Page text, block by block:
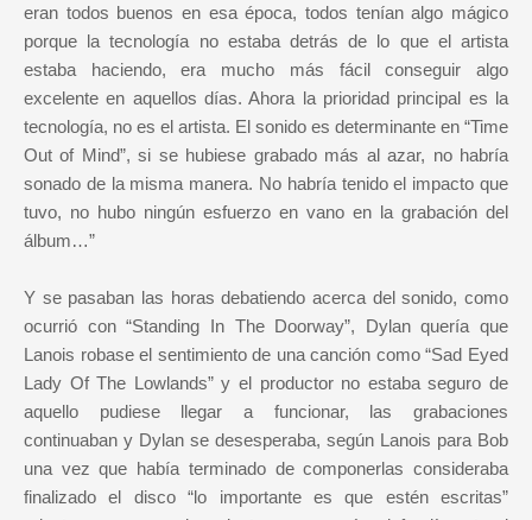
eran todos buenos en esa época, todos tenían algo mágico
porque la tecnología no estaba detrás de lo que el artista
estaba haciendo, era mucho más fácil conseguir algo
excelente en aquellos días. Ahora la prioridad principal es la
tecnología, no es el artista. El sonido es determinante en “Time
Out of Mind”, si se hubiese grabado más al azar, no habría
sonado de la misma manera. No habría tenido el impacto que
tuvo, no hubo ningún esfuerzo en vano en la grabación del
álbum…”
Y se pasaban las horas debatiendo acerca del sonido, como
ocurrió con “Standing In The Doorway”, Dylan quería que
Lanois robase el sentimiento de una canción como “Sad Eyed
Lady Of The Lowlands” y el productor no estaba seguro de
aquello pudiese llegar a funcionar, las grabaciones
continuaban y Dylan se desesperaba, según Lanois para Bob
una vez que había terminado de componerlas consideraba
finalizado el disco “lo importante es que estén escritas”